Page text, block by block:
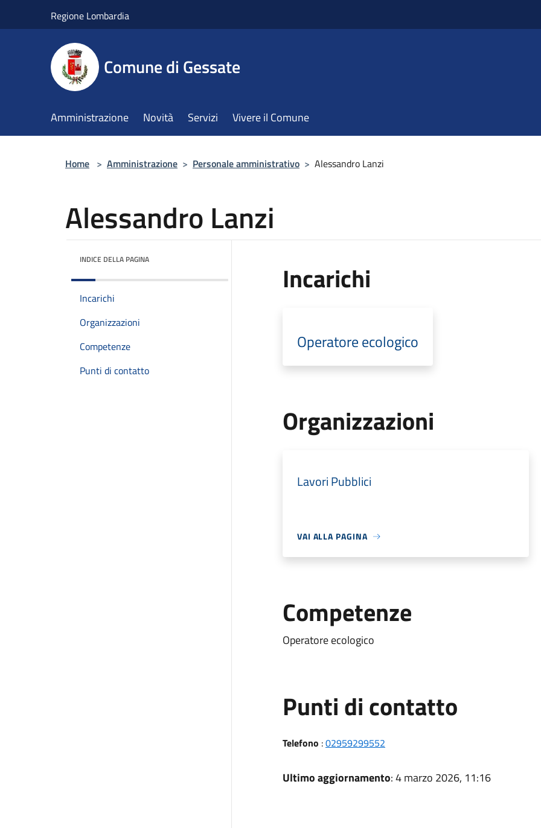
Regione Lombardia
Comune di Gessate
Amministrazione Novità Servizi Vivere il Comune
Home > Amministrazione > Personale amministrativo > Alessandro Lanzi
Alessandro Lanzi
INDICE DELLA PAGINA
Incarichi
Organizzazioni
Competenze
Punti di contatto
Incarichi
Operatore ecologico
Organizzazioni
Lavori Pubblici
VAI ALLA PAGINA
Competenze
Operatore ecologico
Punti di contatto
Telefono :02959299552
Ultimo aggiornamento: 4 marzo 2026, 11:16